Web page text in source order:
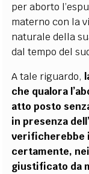
per aborto
materno con la
naturale della
dal tempo del
A tale riguardo,
che qualora
atto posto
in presenza
verificherebbe
certamente,
giustificato da